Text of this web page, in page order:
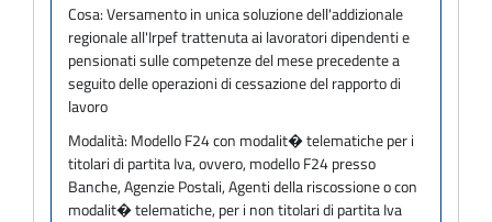
Cosa:Versamento in unica soluzione dell'addizionale
regionale all'Irpef trattenuta ai lavoratori dipendenti e
pensionati sulle competenze del mese precedente a
seguito delle operazioni di cessazione del rapporto di
lavoro
Modalità: Modello F24 con modalit� telematiche per i
titolari di partita Iva, ovvero, modello F24 presso
Banche, Agenzie Postali, Agenti della riscossione o con
modalit� telematiche, per i non titolari di partita Iva